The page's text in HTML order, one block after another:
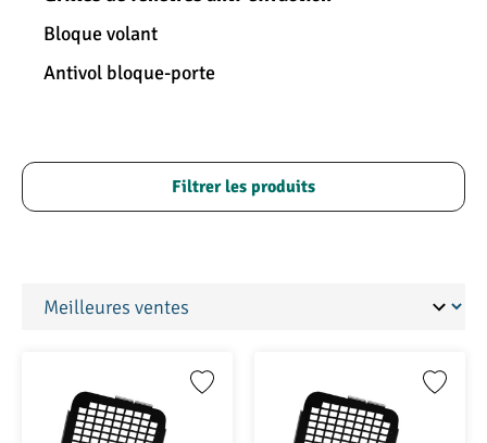
Bloque volant
Antivol bloque-porte
Filtrer les produits